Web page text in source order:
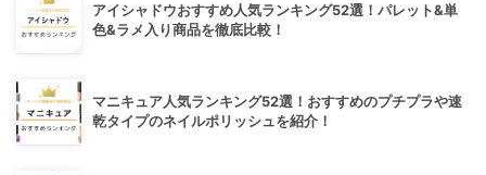
アイシャドウおすすめ人気ランキング52選！パレット&単
色&ラメ入り商品を徹底比較！
マニキュア人気ランキング52選！おすすめのプチプラや速
乾タイプのネイルポリッシュを紹介！